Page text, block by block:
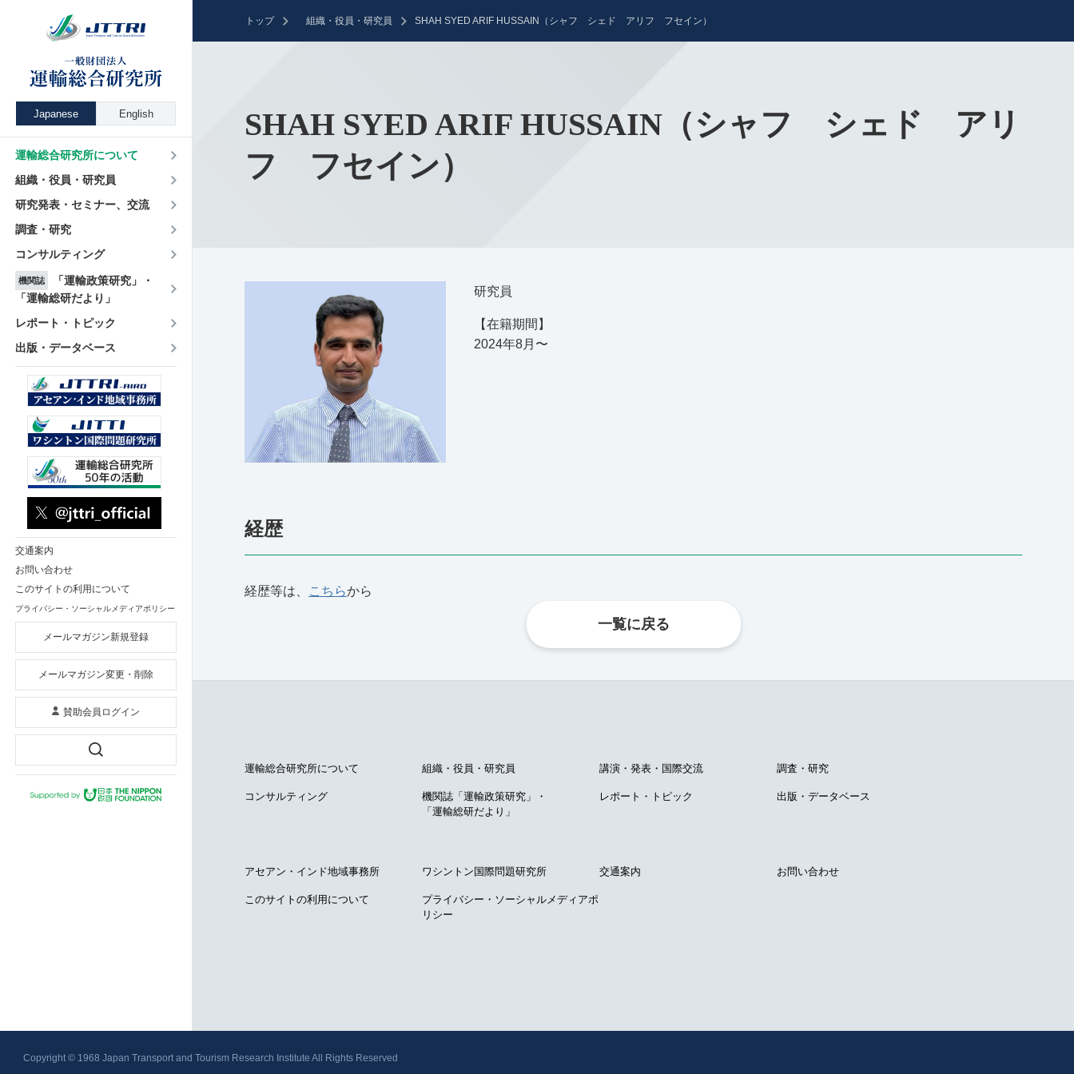
Japanese English
運輸総合研究所について
組織・役員・研究員
研究発表・セミナー、交流
調査・研究
コンサルティング
機関誌
「運輸政策研究」・
「運輸総研だより」
レポート・トピック
出版・データベース
交通案内
お問い合わせ
このサイトの利用について
プライバシー・ソーシャルメディアポリシー
メールマガジン新規登録
メールマガジン変更・削除
賛助会員ログイン
トップ 組織・役員・研究員 SHAH SYED ARIF HUSSAIN（シャフ シェド アリフ フセイン）
SHAH SYED ARIF HUSSAIN（シャフ シェド アリ
フ フセイン）
研究員
【在籍期間】
2024年8月〜
経歴
経歴等は、 こちらから
一覧に戻る
運輸総合研究所について 組織・役員・研究員 講演・発表・国際交流 調査・研究
コンサルティング
機関誌「運輸政策研究」・
「運輸総研だより」
レポート・トピック 出版・データベース
アセアン・インド地域事務所 ワシントン国際問題研究所 交通案内 お問い合わせ
このサイトの利用について
プライバシー・ソーシャルメディアポ
リシー
Copyright © 1968 Japan Transport and Tourism Research Institute All Rights Reserved